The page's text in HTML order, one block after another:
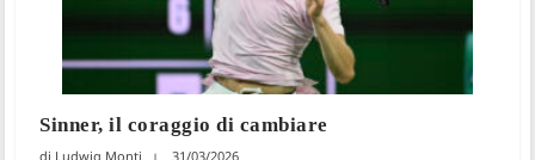
Sinner, il coraggio di cambiare
Ludwig Monti 31/03/2026